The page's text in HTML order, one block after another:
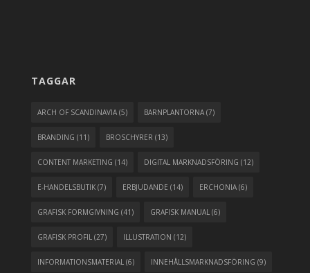
TAGGAR
ARCH OF SCANDINAVIA (5) BARNPLANTORNA (7)
BRANDING (11) BROSCHYRER (13)
CONTENT MARKETING (14) DIGITAL MARKNADSFÖRING (12)
E-HANDELSBUTIK (7) ERBJUDANDE (14) ERCHONIA (6)
GRAFISK FORMGIVNING (41) GRAFISK MANUAL (6)
GRAFISK PROFIL (27) ILLUSTRATION (12)
INFORMATIONSMATERIAL (6) INNEHÅLLSMARKNADSFÖRING (9)